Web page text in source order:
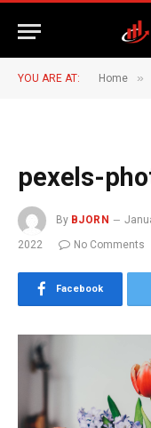
YOU ARE AT: Home »
pexels-
By BJORN
2022
No Comments
Facebook